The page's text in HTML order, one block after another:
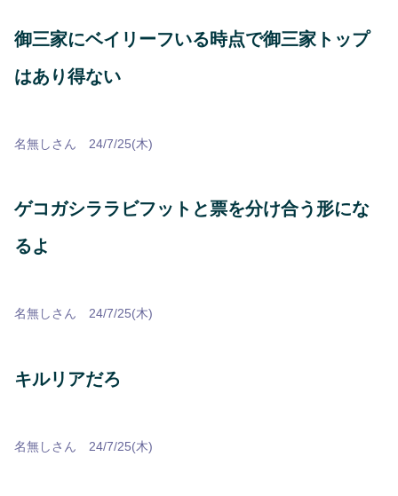
御三家にベイリーフいる時点で御三家トップ
はあり得ない
名無しさん 24/7/25(木)
ゲコガシララビフットと票を分け合う形にな
るよ
名無しさん 24/7/25(木)
キルリアだろ
名無しさん 24/7/25(木)